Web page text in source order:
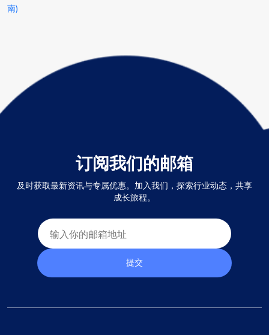
南)
订阅我们的邮箱
及时获取最新资讯与专属优惠。加入我们，探索行业动态，共享
成长旅程。
提交